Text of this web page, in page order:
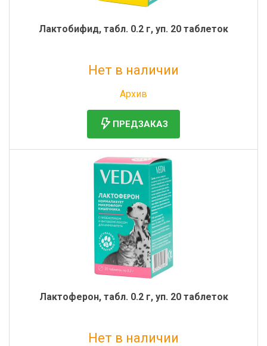
Лактобифид, табл. 0.2 г, уп. 20 таблеток
Нет в наличии
Архив
ПРЕДЗАКАЗ
Лактоферон, табл. 0.2 г, уп. 20 таблеток
Нет в наличии